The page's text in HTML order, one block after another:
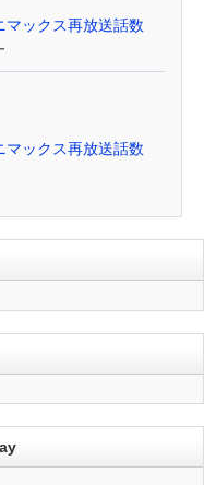
マックス再放送話数
マックス再放送話数